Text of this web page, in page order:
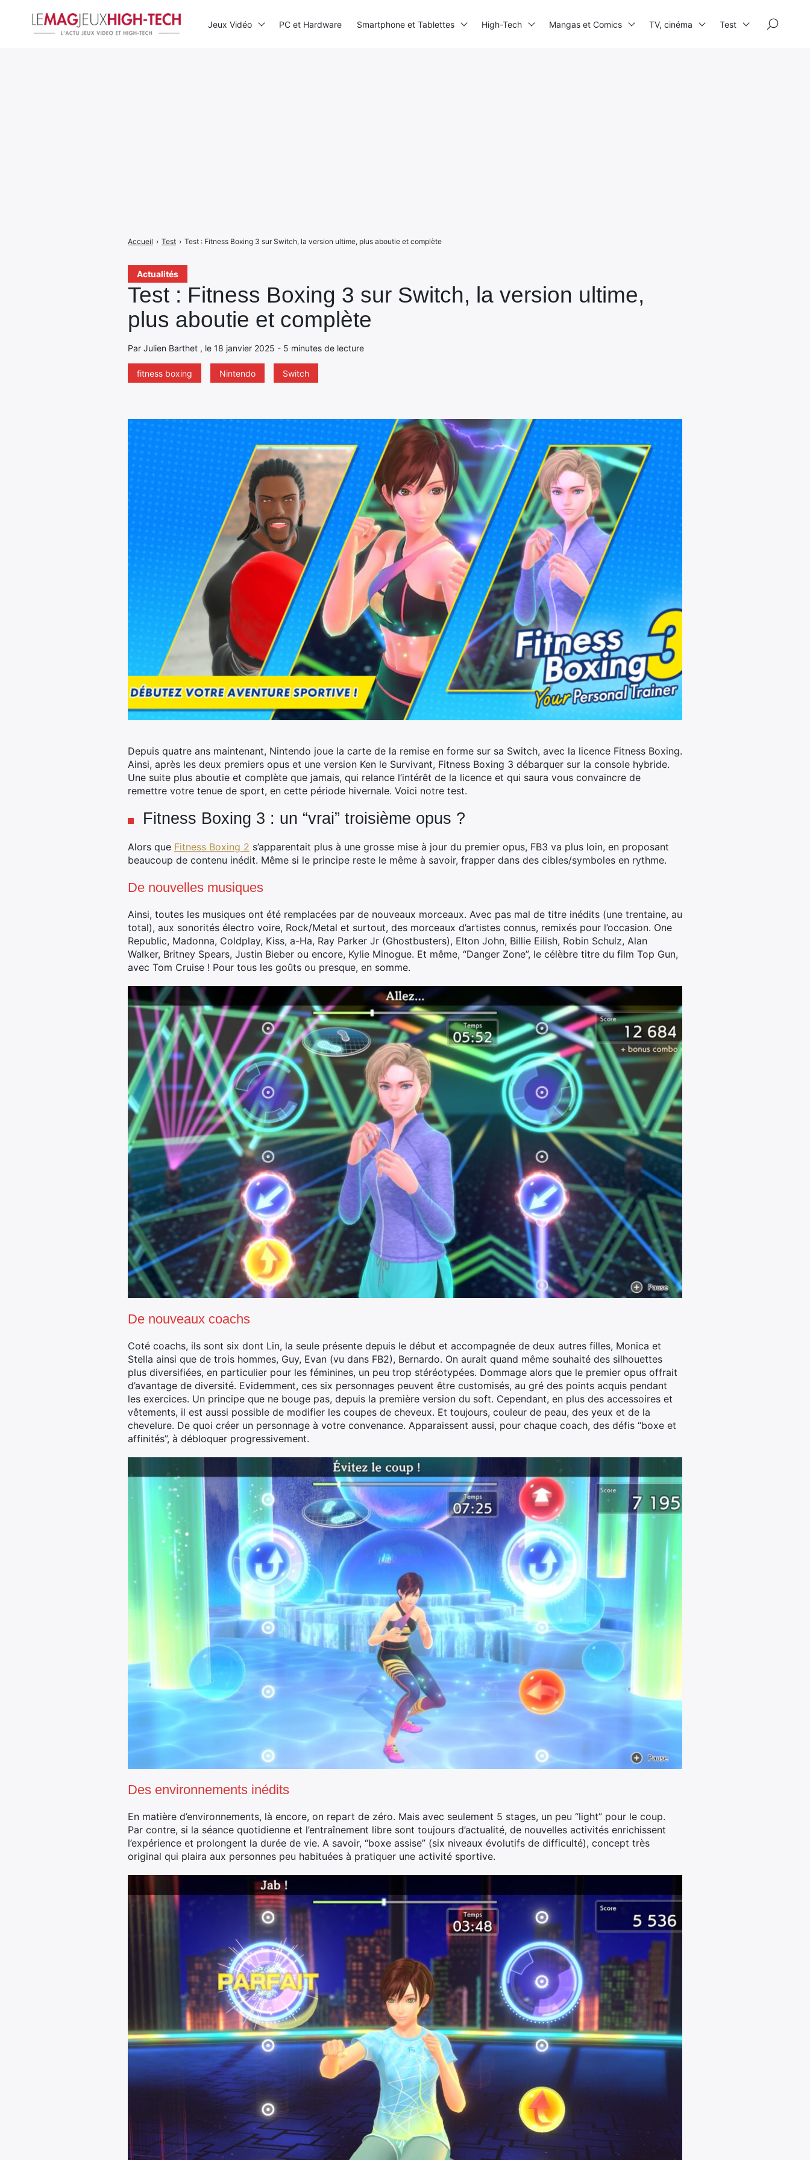
Actualités
Test : Fitness Boxing 3 sur Switch, la version ultime,
plus aboutie et complète
Par Julien Barthet , le 18 janvier 2025 - 5 minutes de lecture
fitness boxing Nintendo Switch
Accueil › Test › Test : Fitness Boxing 3 sur Switch, la version ultime, plus aboutie et complète
Depuis quatre ans maintenant, Nintendo joue la carte de la remise en forme sur sa Switch, avec la licence Fitness Boxing.
Ainsi, après les deux premiers opus et une version Ken le Survivant, Fitness Boxing 3 débarquer sur la console hybride.
Une suite plus aboutie et complète que jamais, qui relance l’intérêt de la licence et qui saura vous convaincre de
remettre votre tenue de sport, en cette période hivernale. Voici notre test.
Fitness Boxing 3 : un “vrai” troisième opus ?
Alors que Fitness Boxing 2 s’apparentait plus à une grosse mise à jour du premier opus, FB3 va plus loin, en proposant
beaucoup de contenu inédit. Même si le principe reste le même à savoir, frapper dans des cibles/symboles en rythme.
De nouvelles musiques
Ainsi, toutes les musiques ont été remplacées par de nouveaux morceaux. Avec pas mal de titre inédits (une trentaine, au
total), aux sonorités électro voire, Rock/Metal et surtout, des morceaux d’artistes connus, remixés pour l’occasion. One
Republic, Madonna, Coldplay, Kiss, a-Ha, Ray Parker Jr (Ghostbusters), Elton John, Billie Eilish, Robin Schulz, Alan
Walker, Britney Spears, Justin Bieber ou encore, Kylie Minogue. Et même, “Danger Zone”, le célèbre titre du film Top Gun,
avec Tom Cruise ! Pour tous les goûts ou presque, en somme.
De nouveaux coachs
Coté coachs, ils sont six dont Lin, la seule présente depuis le début et accompagnée de deux autres filles, Monica et
Stella ainsi que de trois hommes, Guy, Evan (vu dans FB2), Bernardo. On aurait quand même souhaité des silhouettes
plus diversifiées, en particulier pour les féminines, un peu trop stéréotypées. Dommage alors que le premier opus offrait
d’avantage de diversité. Evidemment, ces six personnages peuvent être customisés, au gré des points acquis pendant
les exercices. Un principe que ne bouge pas, depuis la première version du soft. Cependant, en plus des accessoires et
vêtements, il est aussi possible de modifier les coupes de cheveux. Et toujours, couleur de peau, des yeux et de la
chevelure. De quoi créer un personnage à votre convenance. Apparaissent aussi, pour chaque coach, des défis “boxe et
affinités”, à débloquer progressivement.
Des environnements inédits
En matière d’environnements, là encore, on repart de zéro. Mais avec seulement 5 stages, un peu “light” pour le coup.
Par contre, si la séance quotidienne et l’entraînement libre sont toujours d’actualité, de nouvelles activités enrichissent
l’expérience et prolongent la durée de vie. A savoir, “boxe assise” (six niveaux évolutifs de difficulté), concept très
original qui plaira aux personnes peu habituées à pratiquer une activité sportive.
Jeux Vidéo PC et Hardware Smartphone et Tablettes High-Tech Mangas et Comics TV, cinéma Test